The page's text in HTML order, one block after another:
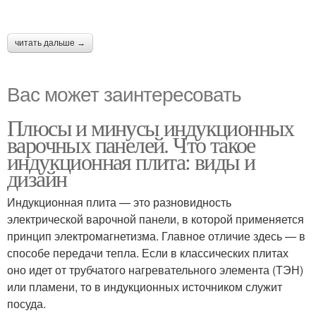
читать дальше →
Вас может заинтересовать
Плюсы и минусы индукционных
варочных панелей. Что такое
индукционная плита: виды и
дизайн
Индукционная плита — это разновидность
электрической варочной панели, в которой применяется
принцип электромагнетизма. Главное отличие здесь — в
способе передачи тепла. Если в классических плитах
оно идет от трубчатого нагревательного элемента (ТЭН)
или пламени, то в индукционных источником служит
посуда.